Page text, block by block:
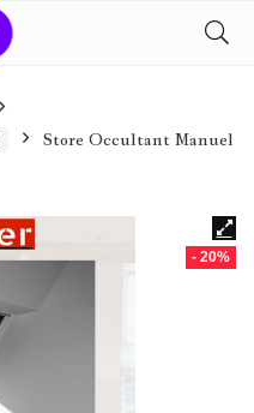
Store Occultant Manuel
- 20%